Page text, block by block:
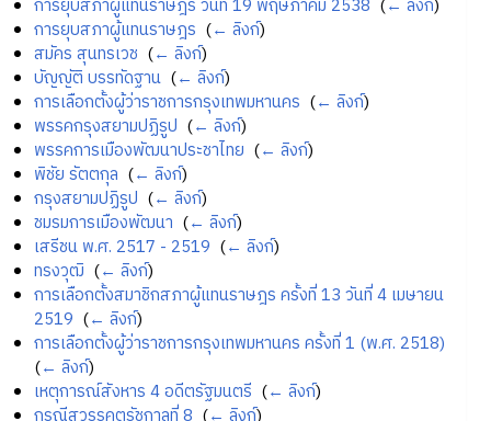
การยุบสภาผู้แทนราษฎร วันที่ 19 พฤษภาคม 2538 (← ลิงก์)
การยุบสภาผู้แทนราษฎร (← ลิงก์)
สมัคร สุนทรเวช (← ลิงก์)
บัญญัติ บรรทัดฐาน (← ลิงก์)
การเลือกตั้งผู้ว่าราชการกรุงเทพมหานคร (← ลิงก์)
พรรคกรุงสยามปฏิรูป (← ลิงก์)
พรรคการเมืองพัฒนาประชาไทย (← ลิงก์)
พิชัย รัตตกุล (← ลิงก์)
กรุงสยามปฏิรูป (← ลิงก์)
ชมรมการเมืองพัฒนา (← ลิงก์)
เสรีชน พ.ศ. 2517 - 2519 (← ลิงก์)
ทรงวุฒิ (← ลิงก์)
การเลือกตั้งสมาชิกสภาผู้แทนราษฎร ครั้งที่ 13 วันที่ 4 เมษายน
2519 (← ลิงก์)
การเลือกตั้งผู้ว่าราชการกรุงเทพมหานคร ครั้งที่ 1 (พ.ศ. 2518)
(← ลิงก์)
เหตุการณ์สังหาร 4 อดีตรัฐมนตรี (← ลิงก์)